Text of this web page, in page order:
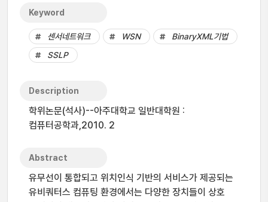
Keyword
센서네트워크 WSN
BinaryXML기법
SSLP
Description
학위논문(석사)--아주대학교 일반대학원 :
컴퓨터공학과,2010. 2
Abstract
유무선이 통합되고 위치인식 기반의 서비스가 제공되는
유비쿼터스 컴퓨팅 환경에서는 다양한 장치들이 상호